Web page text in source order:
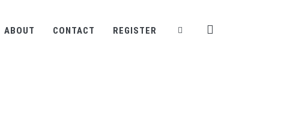
ABOUT CONTACT REGISTER